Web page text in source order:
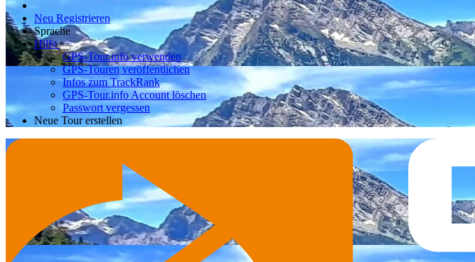
Neu Registrieren
Sprache
Hilfe
GPS-Tour.info verwenden
GPS-Touren veröffentlichen
Infos zum TrackRank
GPS-Tour.info Account löschen
Passwort vergessen
Neue Tour erstellen